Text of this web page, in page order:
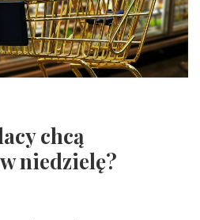
chcą
niedzielę?